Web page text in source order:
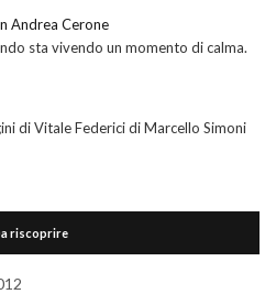
Andrea Cerone
sta vivendo un momento di calma.
di Vitale Federici di Marcello Simoni
riscoprire